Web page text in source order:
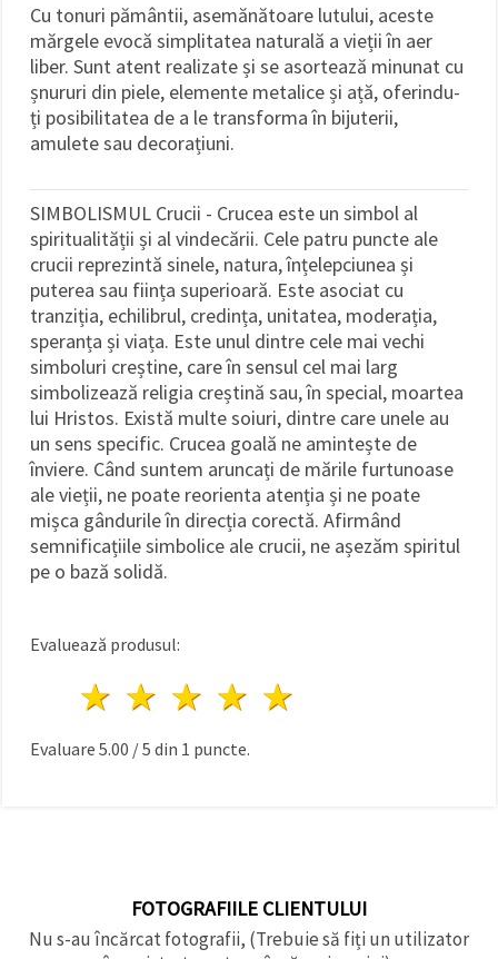
Cu tonuri pământii, asemănătoare lutului, aceste
mărgele evocă simplitatea naturală a vieții în aer
liber. Sunt atent realizate și se asortează minunat cu
șnururi din piele, elemente metalice și ață, oferindu-
ți posibilitatea de a le transforma în bijuterii,
amulete sau decorațiuni.
SIMBOLISMUL Crucii - Crucea este un simbol al
spiritualității și al vindecării. Cele patru puncte ale
crucii reprezintă sinele, natura, înțelepciunea și
puterea sau ființa superioară. Este asociat cu
tranziția, echilibrul, credința, unitatea, moderația,
speranța și viața. Este unul dintre cele mai vechi
simboluri creștine, care în sensul cel mai larg
simbolizează religia creștină sau, în special, moartea
lui Hristos. Există multe soiuri, dintre care unele au
un sens specific. Crucea goală ne amintește de
înviere. Când suntem aruncați de mările furtunoase
ale vieții, ne poate reorienta atenția și ne poate
mișca gândurile în direcția corectă. Afirmând
semnificațiile simbolice ale crucii, ne așezăm spiritul
pe o bază solidă.
Evaluează produsul:
4 stele
3 stele
2 stele
1 stea
Evaluare 5.00 /5 din 1 puncte.
FOTOGRAFIILE CLIENTULUI
Nu s-au încărcat fotografii, (Trebuie să fiți un utilizator